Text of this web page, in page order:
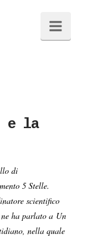
e la
di
5 Stelle.
scientifico
ha parlato a Un
nella quale